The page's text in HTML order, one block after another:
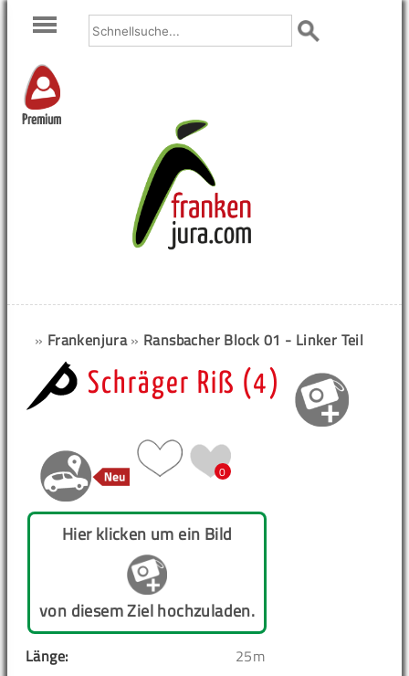
Premium
» Frankenjura» Ransbacher Block 01 - Linker Teil
Schräger Riß (4)
0
Hier klicken um ein Bild
von diesem Ziel hochzuladen.
Länge:
25m